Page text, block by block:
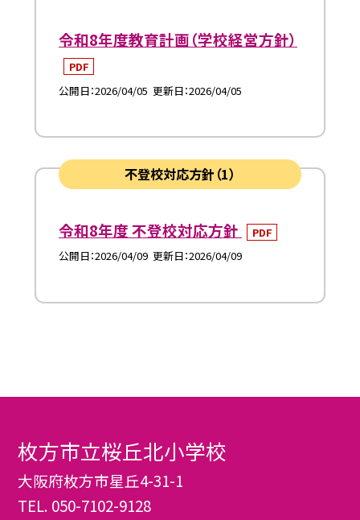
令和8年度教育計画（学校経営方針）
PDF
公開日 2026/04/05 更新日 2026/04/05
不登校対応方針（1）
令和8年度 不登校対応方針
PDF
公開日 2026/04/09 更新日 2026/04/09
枚方市立桜丘北小学校
大阪府枚方市星丘4-31-1
TEL. 050-7102-9128